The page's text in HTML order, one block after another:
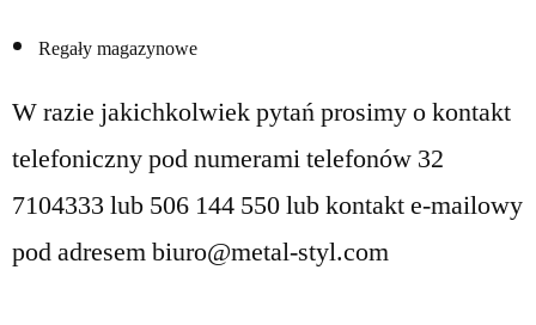
Regały magazynowe
W razie jakichkolwiek pytań prosimy o kontakt
telefoniczny pod numerami telefonów 32
7104333 lub 506 144 550 lub kontakt e-mailowy
pod adresem biuro@metal-styl.com